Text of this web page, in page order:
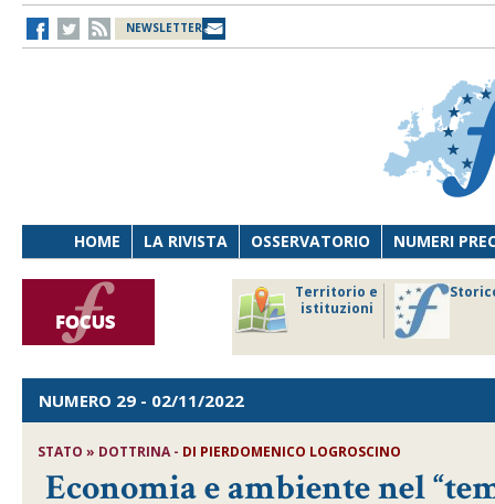
NEWSLETTER
HOME LA RIVISTA OSSERVATORIO NUMERI
Territorio e
istituzioni
NUMERO 29 - 02/11/2022
STATO » DOTTRINA - DI PIERDOMENICO LOGROSCINO
Economia e ambiente nel